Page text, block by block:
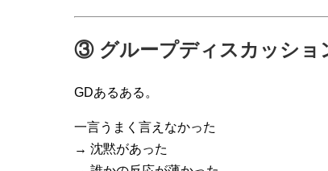
③ グループディスカッショ
GDあるある。
一言うまく言えなかった
→ 沈黙があった